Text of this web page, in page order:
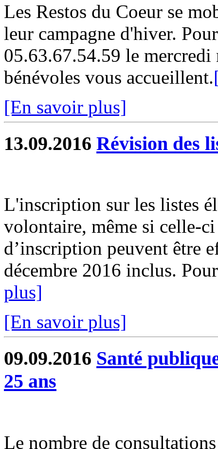
Les Restos du Coeur se
leur campagne d'hiver.
05.63.67.54.59 le mercredi
bénévoles vous accueillent.
[En savoir plus]
13.09.2016 Révision des
L'inscription sur les listes
volontaire, même si celle-
d’inscription peuvent être
décembre 2016 inclus.
plus]
[En savoir plus]
09.09.2016 Santé
25 ans
Le nombre de